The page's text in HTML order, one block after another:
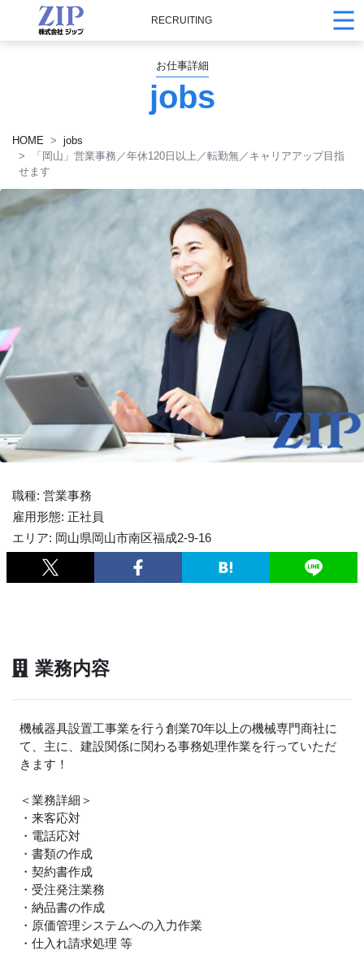
RECRUITING
お仕事詳細
jobs
HOME
jobs
「岡山」営業事務／年休120日以上／転勤無／キャリアアップ目指
せます
職種: 営業事務
雇用形態: 正社員
エリア: 岡山県岡山市南区福成2-9-16
業務内容
機械器具設置工事業を行う創業70年以上の機械専門商社に
て、主に、建設関係に関わる事務処理作業を行っていただ
きます！
＜業務詳細＞
・来客応対
・電話応対
・書類の作成
・契約書作成
・受注発注業務
・納品書の作成
・原価管理システムへの入力作業
・仕入れ請求処理 等